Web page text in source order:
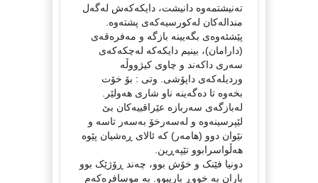
تەنیشتمەوە دانیشت، دایکەکەش لەگەل
مندالەکان لەکورسیەکەی پشتەوە.
پێشئەوەی بگەیینە بازگە و مەفرەقەی
(دارامان)، بینیم دایکەکە لەچکەکەی
سەری داکەند و چاوی کیژووڵە
وردیلەکەی داپۆشی. وتی : بۆ خۆت
بخەوە تا دەگەینە ناو شاری هەولێر.
لەبازگەی سەربازە عێراقییەکان بێ
لێپرسینەوە و لەسەرخۆ بەسەر تاسە و
نێوان دوو (هامەر) کە ئالای ڕەشیان پێوە
هەڵواسرابوو تێپەڕین.
دونیا فێنک و خۆش بوو، چەند ڕۆژێک بوو
باران بە خووڕ باریبوو. بە موسافرەکەم